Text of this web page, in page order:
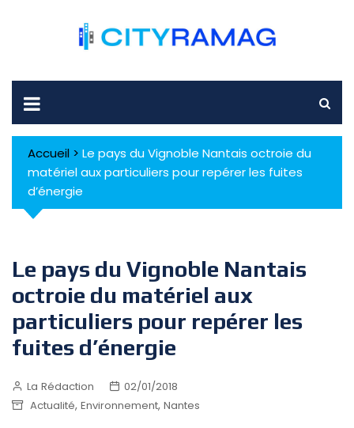
Accueil > Le pays du Vignoble Nantais octroie du
matériel aux particuliers pour repérer les fuites
d’énergie
Le pays du Vignoble Nantais
octroie du matériel aux
particuliers pour repérer les
fuites d’énergie
La Rédaction
02/01/2018
Actualité, Environnement, Nantes